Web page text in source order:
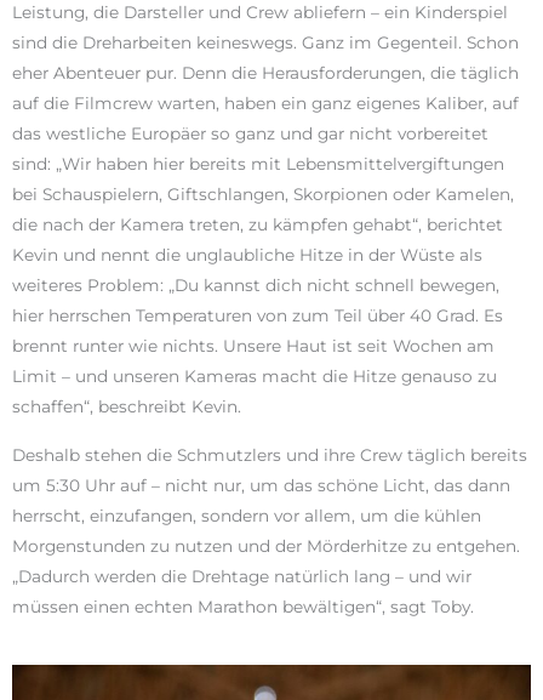
Leistung, die Darsteller und Crew abliefern – ein Kinderspiel
sind die Dreharbeiten keineswegs. Ganz im Gegenteil. Schon
eher Abenteuer pur. Denn die Herausforderungen, die täglich
auf die Filmcrew warten, haben ein ganz eigenes Kaliber, auf
das westliche Europäer so ganz und gar nicht vorbereitet
sind: „Wir haben hier bereits mit Lebensmittelvergiftungen
bei Schauspielern, Giftschlangen, Skorpionen oder Kamelen,
die nach der Kamera treten, zu kämpfen gehabt“, berichtet
Kevin und nennt die unglaubliche Hitze in der Wüste als
weiteres Problem: „Du kannst dich nicht schnell bewegen,
hier herrschen Temperaturen von zum Teil über 40 Grad. Es
brennt runter wie nichts. Unsere Haut ist seit Wochen am
Limit – und unseren Kameras macht die Hitze genauso zu
schaffen“, beschreibt Kevin.
Deshalb stehen die Schmutzlers und ihre Crew täglich bereits
um 5:30 Uhr auf – nicht nur, um das schöne Licht, das dann
herrscht, einzufangen, sondern vor allem, um die kühlen
Morgenstunden zu nutzen und der Mörderhitze zu entgehen.
„Dadurch werden die Drehtage natürlich lang – und wir
müssen einen echten Marathon bewältigen“, sagt Toby.